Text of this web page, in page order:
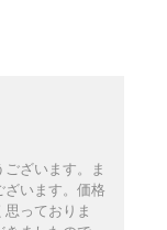
ざいます。ま
ざいます。価格
っておりま